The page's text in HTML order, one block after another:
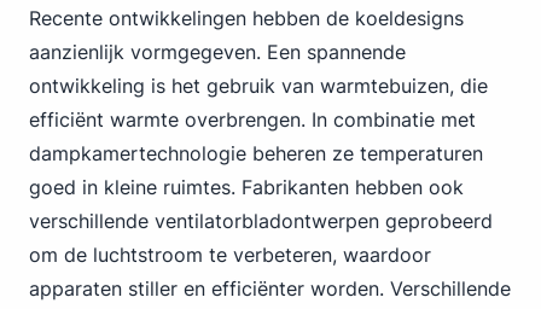
Recente ontwikkelingen hebben de koeldesigns
aanzienlijk vormgegeven. Een spannende
ontwikkeling is het gebruik van warmtebuizen, die
efficiënt warmte overbrengen. In combinatie met
dampkamertechnologie beheren ze temperaturen
goed in kleine ruimtes. Fabrikanten hebben ook
verschillende ventilatorbladontwerpen geprobeerd
om de luchtstroom te verbeteren, waardoor
apparaten stiller en efficiënter worden. Verschillende